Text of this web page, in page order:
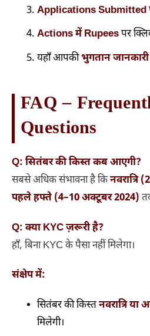
Applications Submitted
Actions में Rupeesपर
यहाँ आपकीभुगतान जानकारी
FAQ –
Questions
Q: सितंबर की किस्त कब आएगी?
सबसे अधिक संभावना है किनवरात्रि
पहले हफ्ते (4–10 अक्टूबर 2024)
Q: क्या KYC ज़रूरी है?
हाँ, बिना KYC के पैसा नहीं मिलेगा।
संक्षेप में:
सितंबर की किस्तनवरात्रि
मिलेगी।